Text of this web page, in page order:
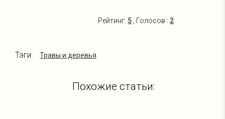
Рейтинг: 5 , Голосов : 2
Тэги: Травы и деревья
Похожие статьи: